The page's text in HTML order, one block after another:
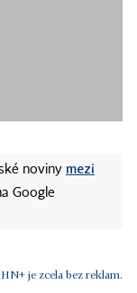
noviny mezi
Google
je zcela bez reklam.